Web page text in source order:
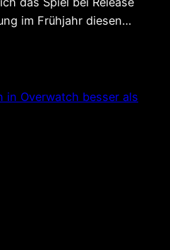
im Frühjahr diesen…